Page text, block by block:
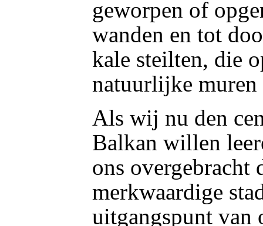
geworpen of
wanden en tot
kale steilten, die
natuurlijke
Als wij nu den
Balkan willen
ons overgebracht
merkwaardige
uitgangspunt van